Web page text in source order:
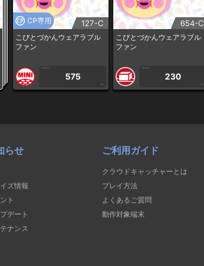
CP専用 127-C
こびとづかんウェアラブル
ファン
1PLAY
575
CP
654-C
こびとづかんウェアラブル
ファン
1PLAY
230
CP
らせ
ズ情報
ト
デート
ナンス
ご利用ガイド
クラウドキャッチャーとは
プレイ方法
よくあるご質問
動作対象端末